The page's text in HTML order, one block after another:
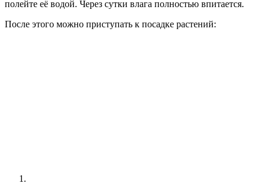
полейте её водой. Через сутки влага полностью впитается.
После этого можно приступать к посадке растений: